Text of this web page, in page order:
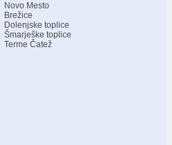
Novo Mesto
Brežice
Dolenjske toplice
Šmarješke toplice
Terme Čatež